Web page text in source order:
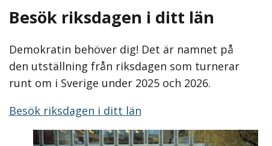
Besök riksdagen i ditt län
Demokratin behöver dig! Det är namnet på
den utställning från riksdagen som turnerar
runt om i Sverige under 2025 och 2026.
Besök riksdagen i ditt län